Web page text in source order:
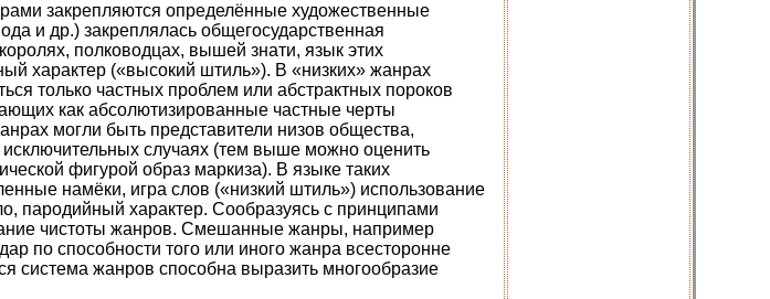
закрепляются определённые художественные
и др.) закреплялась общегосударственная
полководцах, вышей знати, язык этих
характер («высокий штиль»). В «низких» жанрах
только частных проблем или абстрактных пороков
как абсолютизированные частные черты
могли быть представители низов общества,
случаях (тем выше можно оценить
фигурой образ маркиза). В языке таких
намёки, игра слов («низкий штиль») использование
пародийный характер. Сообразуясь с принципами
чистоты жанров. Смешанные жанры, например
по способности того или иного жанра всесторонне
система жанров способна выразить многообразие